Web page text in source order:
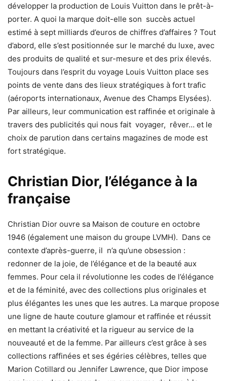
développer la production de Louis Vuitton dans le prêt-à-
porter. A quoi la marque doit-elle son succès actuel
estimé à sept milliards d’euros de chiffres d’affaires ? Tout
d’abord, elle s’est positionnée sur le marché du luxe, avec
des produits de qualité et sur-mesure et des prix élevés.
Toujours dans l’esprit du voyage Louis Vuitton place ses
points de vente dans des lieux stratégiques à fort trafic
(aéroports internationaux, Avenue des Champs Elysées).
Par ailleurs, leur communication est raffinée et originale à
travers des publicités qui nous fait voyager, rêver… et le
choix de parution dans certains magazines de mode est
fort stratégique.
Christian Dior, l’élégance à la
française
Christian Dior ouvre sa Maison de couture en octobre
1946 (également une maison du groupe LVMH). Dans ce
contexte d’après-guerre, il n’a qu’une obsession :
redonner de la joie, de l’élégance et de la beauté aux
femmes. Pour cela il révolutionne les codes de l’élégance
et de la féminité, avec des collections plus originales et
plus élégantes les unes que les autres. La marque propose
une ligne de haute couture glamour et raffinée et réussit
en mettant la créativité et la rigueur au service de la
nouveauté et de la femme. Par ailleurs c’est grâce à ses
collections raffinées et ses égéries célèbres, telles que
Marion Cotillard ou Jennifer Lawrence, que Dior impose